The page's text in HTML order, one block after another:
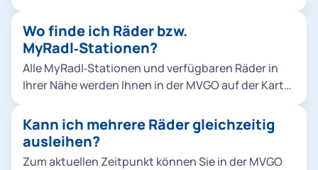
QR-Code am Fahrrad. Nach der Bestätigung öffnet
sich das Schloss automatisch und die Miete
beginnt. Um die Miete zu beenden, bringen Sie
MyRadl zu einer offiziellen MyRadl-Station und
stellen es dort ordnungsgemäß ab. Schieben Sie
der MVGO sehen Sie eine Bestätigung, sobald die
Miete erfolgreich beendet wurde.
Wo finde ich Räder bzw.
MyRadl‑Stationen?
Alle MyRadl‑Stationen und verfügbaren Räder in
Ihrer Nähe werden Ihnen in der MVGO auf der Karte
oder E‑Bikes aktuell verfügbar sind.
Kann ich mehrere Räder gleichzeitig
ausleihen?
Zum aktuellen Zeitpunkt können Sie in der MVGO